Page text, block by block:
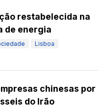
restabelecida na
de energia
Lisboa
chinesas por
do Irão